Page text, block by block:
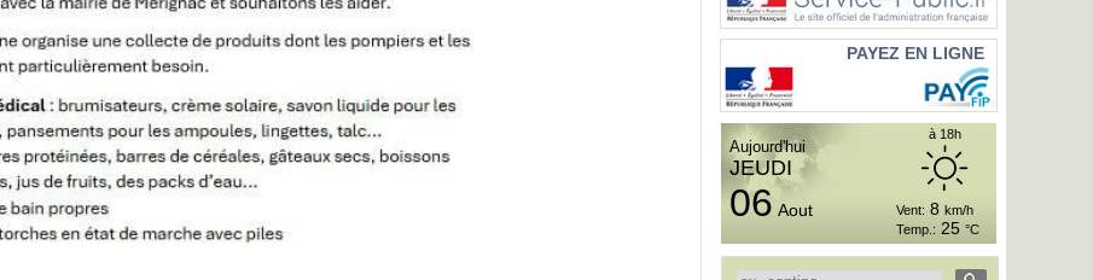
PAYEZ EN LIGNE
VENDREDI à 18h
Vent: 6 km/h
SAMEDI à 18h
Vent: 3 km/h
Temp.: 28 °C